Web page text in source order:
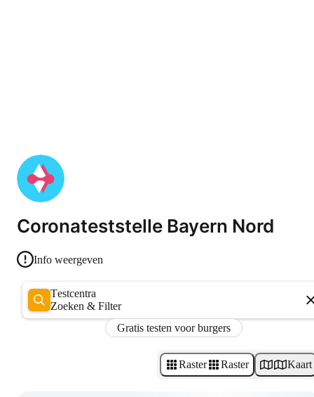
Coronateststelle Bayern Nord
Info weergeven
Testcentra
Zoeken & Filter
Gratis testen voor burgers
Raster Raster Kaart